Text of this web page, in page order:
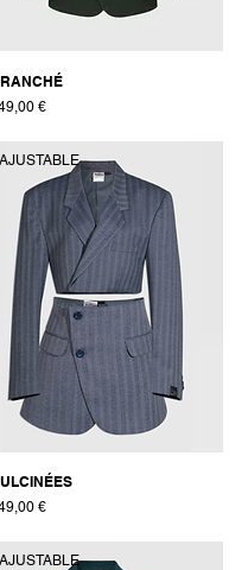
€
AJUSTABLE
€
AJUSTABLE